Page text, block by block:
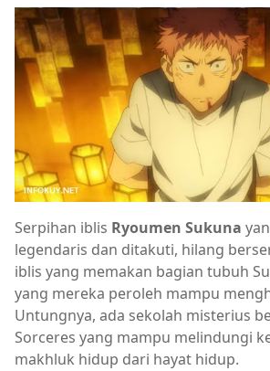
Serpihan iblis Ryoumen Sukuna
legendaris dan ditakuti, hilang
iblis yang memakan bagian tubuh
yang mereka peroleh mampu
Untungnya, ada sekolah misterius
Sorceres yang mampu melindungi
makhluk hidup dari hayat hidup.